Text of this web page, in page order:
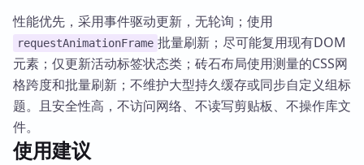
性能优先，采用事件驱动更新，无轮询；使用
requestAnimationFrame 批量刷新；尽可能复用现有DOM
元素；仅更新活动标签状态类；砖石布局使用测量的CSS网
格跨度和批量刷新；不维护大型持久缓存或同步自定义组标
题。且安全性高，不访问网络、不读写剪贴板、不操作库文
件。
使用建议